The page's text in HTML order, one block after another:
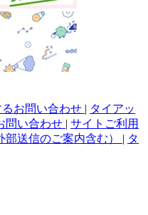
お問い合わせ | タイアッ
問い合わせ | サイトご利用
送信のご案内含む） | タ